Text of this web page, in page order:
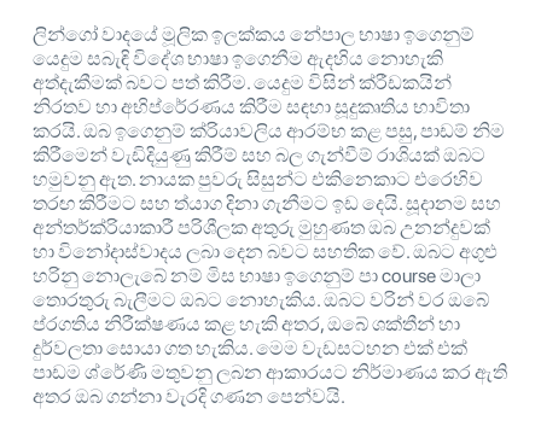
ලින්ගෝ වාදයේ මූලික ඉලක්කය නේපාල භාෂා ඉගෙනුම්
යෙදුම සබැඳි විදේශ භාෂා ඉගෙනීම ඇදහිය නොහැකි
අත්දැකීමක් බවට පත් කිරීම. යෙදුම විසින් ක්රීඩකයින්
නිරතව හා අභිප්රේරණය කිරීම සඳහා සූදුකෘතිය භාවිතා
කරයි. ඔබ ඉගෙනුම් ක්රියාවලිය ආරම්භ කළ පසු, පාඩම් නිම
කිරීමෙන් වැඩිදියුණු කිරීම් සහ බල ගැන්වීම් රාශියක් ඔබට
හමුවනු ඇත. නායක පුවරු සිසුන්ට එකිනෙකාට එරෙහිව
තරඟ කිරීමට සහ ත්යාග දිනා ගැනීමට ඉඩ දෙයි. සූදානම සහ
අන්තර්ක්රියාකාරී පරිශීලක අතුරු මුහුණත ඔබ උනන්දුවක්
හා විනෝදාස්වාදය ලබා දෙන බවට සහතික වේ. ඔබට අගුළු
හරිනු නොලැබේ නම් මිස භාෂා ඉගෙනුම් පා course මාලා
තොරතුරු බැලීමට ඔබට නොහැකිය. ඔබට වරින් වර ඔබේ
ප්රගතිය නිරීක්ෂණය කළ හැකි අතර, ඔබේ ශක්තීන් හා
දුර්වලතා සොයා ගත හැකිය. මෙම වැඩසටහන එක් එක්
පාඩම ශ්රේණි මතුවනු ලබන ආකාරයට නිර්මාණය කර ඇති
අතර ඔබ ගන්නා වැරදි ගණන පෙන්වයි.